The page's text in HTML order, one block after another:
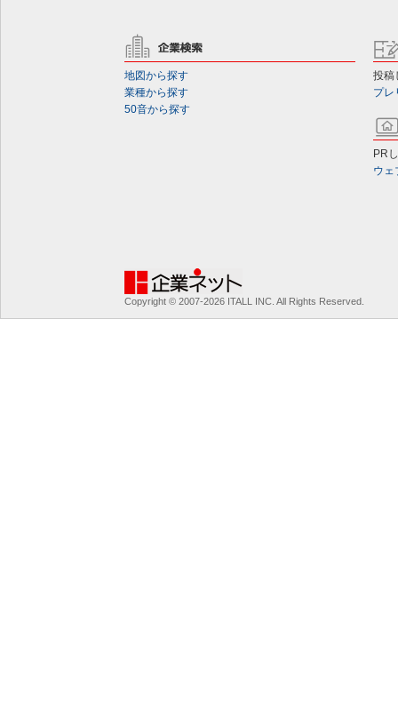
地図から探す
業種から探す
50音から探す
投稿
プレ
PR
ウェ
Copyright © 2007-2026 ITALL INC. All Rights Reserved.